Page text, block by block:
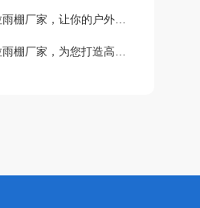
西安推拉雨棚厂家，让你的户外空间更温馨舒适！
西安推拉雨棚厂家，为您打造高品质雨棚！